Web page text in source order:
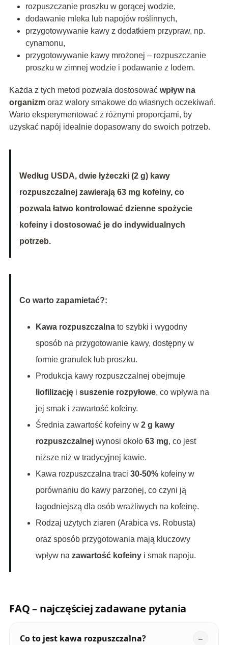
rozpuszczanie proszku w gorącej wodzie,
dodawanie mleka lub napojów roślinnych,
przygotowywanie kawy z dodatkiem przypraw, np.
cynamonu,
przygotowywanie kawy mrożonej – rozpuszczanie
proszku w zimnej wodzie i podawanie z lodem.
Każda z tych metod pozwala dostosować wpływ na
organizmoraz walory smakowe do własnych oczekiwań.
Warto eksperymentować z różnymi proporcjami, by
uzyskać napój idealnie dopasowany do swoich potrzeb.
Według USDA, dwie łyżeczki (2 g) kawy
rozpuszczalnej zawierają 63 mg kofeiny, co
pozwala łatwo kontrolować dzienne spożycie
kofeiny i dostosować je do indywidualnych
potrzeb.
Co warto zapamietać?:
Kawa rozpuszczalnato szybki i wygodny
sposób na przygotowanie kawy, dostępny w
formie granulek lub proszku.
Produkcja kawy rozpuszczalnej obejmuje
liofilizacjęi suszenie rozpyłowe, co wpływa na
jej smak i zawartość kofeiny.
Średnia zawartość kofeiny w 2 g kawy
rozpuszczalnejwynosi około 63 mg, co jest
niższe niż w tradycyjnej kawie.
Kawa rozpuszczalna traci 30-50%kofeiny w
porównaniu do kawy parzonej, co czyni ją
łagodniejszą dla osób wrażliwych na kofeinę.
Rodzaj użytych ziaren (Arabica vs. Robusta)
oraz sposób przygotowania mają kluczowy
wpływ na zawartość kofeinyi smak napoju.
FAQ – najczęściej zadawane pytania
Co to jest kawa rozpuszczalna?